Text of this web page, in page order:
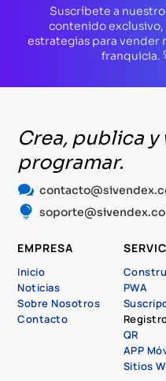
Suscríbete a
contenido
estrategias para vender
franquicia.
Crea, publica
programar.


EMPRESA
Inicio
Noticias
Sobre Nosotros
Contacto
PWA
QR
APP
Sitios